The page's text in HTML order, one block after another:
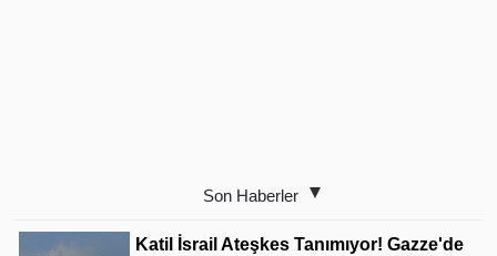
Son Haberler
Katil İsrail Ateşkes Tanımıyor! Gazze'de